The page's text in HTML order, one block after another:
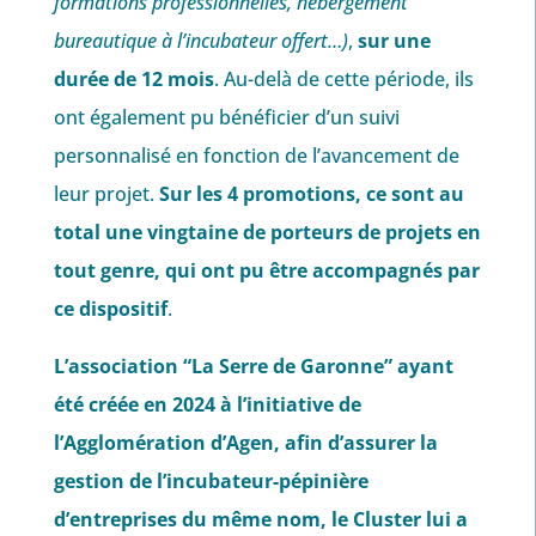
bureautique à l’incubateur offert…), sur une
durée de 12 mois. Au-delà de cette période, ils
ont également pu bénéficier d’un suivi
personnalisé en fonction de l’avancement de
leur projet.Sur les 4 promotions, ce sont au
total une vingtaine de porteurs de projets en
tout genre, qui ont pu être accompagnés par
ce dispositif.
L’association “La Serre de Garonne” ayant
été créée en 2024 à l’initiative de
l’Agglomération d’Agen, afin d’assurer la
gestion de l’incubateur-pépinière
d’entreprises du même nom, le Cluster lui a